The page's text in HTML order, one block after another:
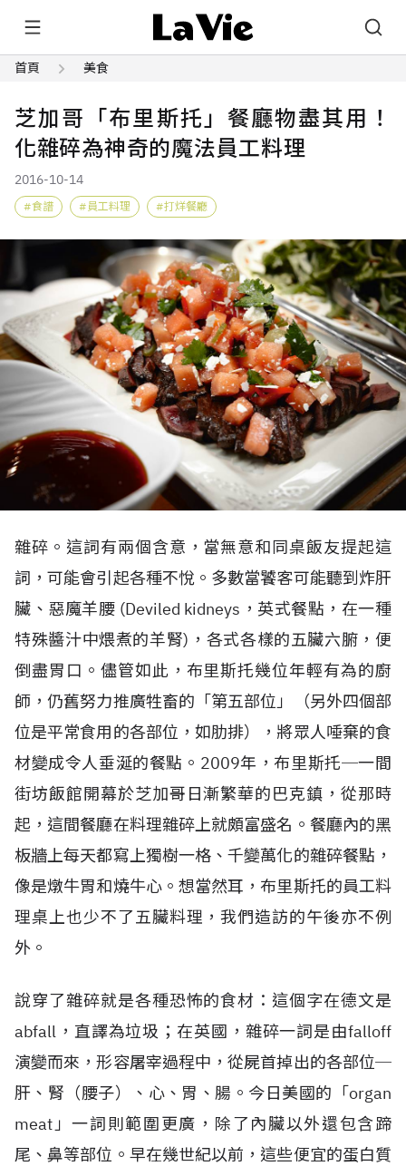
首頁 美食
芝加哥「布里斯托」餐廳物盡其用！
化雜碎為神奇的魔法員工料理
2016-10-14
食譜 員工料理 打烊餐廳
雜碎。這詞有兩個含意，當無意和同桌飯友提起這
詞，可能會引起各種不悅。多數當饕客可能聽到炸肝
臟、惡魔羊腰 (Deviled kidneys，英式餐點，在一種
特殊醬汁中煨煮的羊腎)，各式各樣的五臟六腑，便
倒盡胃口。儘管如此，布里斯托幾位年輕有為的廚
師，仍舊努力推廣牲畜的「第五部位」（另外四個部
位是平常食用的各部位，如肋排），將眾人唾棄的食
材變成令人垂涎的餐點。2009年，布里斯托─一間
街坊飯館開幕於芝加哥日漸繁華的巴克鎮，從那時
起，這間餐廳在料理雜碎上就頗富盛名。餐廳內的黑
板牆上每天都寫上獨樹一格、千變萬化的雜碎餐點，
像是燉牛胃和燒牛心。想當然耳，布里斯托的員工料
理桌上也少不了五臟料理，我們造訪的午後亦不例
外。
說穿了雜碎就是各種恐怖的食材：這個字在德文是
abfall，直譯為垃圾；在英國，雜碎一詞是由falloff
演變而來，形容屠宰過程中，從屍首掉出的各部位─
肝、腎（腰子）、心、胃、腸。今日美國的「organ
meat」一詞則範圍更廣，除了內臟以外還包含蹄
尾、鼻等部位。早在幾世紀以前，這些便宜的蛋白質